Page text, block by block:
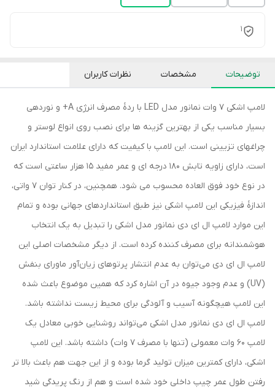
1
توضیحات مشخصات نظرات کاربران
لامپ اشکی 7 وات نمانور مدل LED با ردۀ مصرف انرژی A+ و نوردهی
بسیار مناسب یکی از بهترین گزینه ها برای نصب روی انواع لوستر و
چراغهای تزیینی است. این لامپ با کیفیت که دارای علامت استاندارد ایران
است، دارای زاویه تابش 180 درجه ای و عمر مفید 15 هزار ساعتی است که
در نوع خود فوق العاده محسوب می شود. همچنین، در کنار توان 7 واتی،
اندازۀ فیزیکی این لامپ اشکی نیز طبق استانداردهای جهانی بوده و تمام
این موارد لامپ ال ای دی نمانور مدل اشکی را تبدیل به یک انتخاب
هوشمندانه برای مصرف کننده کرده است. از دیگر مشخصات اصلی این
لامپ ال ای دی می‌توان به عدم انتشار پرتوهای زیان‌آور ماورای بنفش
(UV) و عدم وجود جیوه در آن اشاره کرد که همین موضوع باعث شده
این لامپ هیچگونه آسیب و آلودگی برای محیط زیست نداشته باشد.
لامپ ال ای دی نمانور مدل اشکی می‌تواند روشنایی خوبی معادل یک
لامپ 60 وات معمولی (تنها با مصرف 7 وات) داشته باشد. این لامپ
اشکی، دارای کمترین میزان تولید گرما بوده و از این جهت هم باعث بالا تر
رفتن طول عمر چیپ داخلی خود شده است و هم از رنگ پریدگی شید